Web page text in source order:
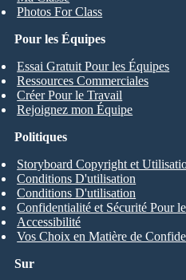
Photos For Class
Pour les Équipes
Essai Gratuit Pour les Équipes
Ressources Commerciales
Créer Pour le Travail
Rejoignez mon Équipe
Sur
Politiques
Storyboard Copyright et
Conditions D'utilisation
Conditions D'utilisation
Confidentialité et Sécurité Pour
Accessibilité
Vos Choix en Matière de